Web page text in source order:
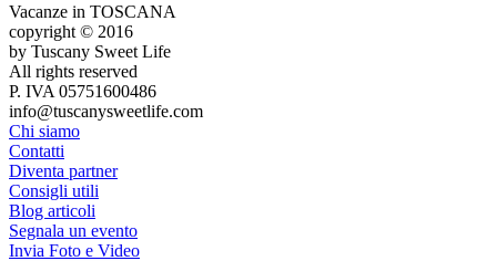
Vacanze in TOSCANA
copyright © 2016
by Tuscany Sweet Life
All rights reserved
P. IVA 05751600486
info@tuscanysweetlife.com
Chi siamo
Contatti
Diventa partner
Consigli utili
Blog articoli
Segnala un evento
Invia Foto e Video